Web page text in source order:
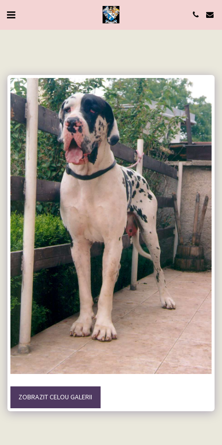
ZOBRAZIT CELOU GALERII